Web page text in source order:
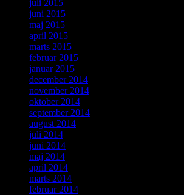
juli 2015
juni 2015
maj 2015
april 2015
marts 2015
februar 2015
januar 2015
december 2014
november 2014
oktober 2014
september 2014
august 2014
juli 2014
juni 2014
maj 2014
april 2014
marts 2014
februar 2014